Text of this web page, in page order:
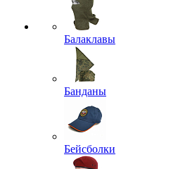
Балаклавы
Банданы
Бейсболки